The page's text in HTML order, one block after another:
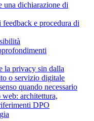
una dichiarazione di
e procedura di
la privacy sin dalla
o servizio digitale
quando necessario
architettura,
DPO